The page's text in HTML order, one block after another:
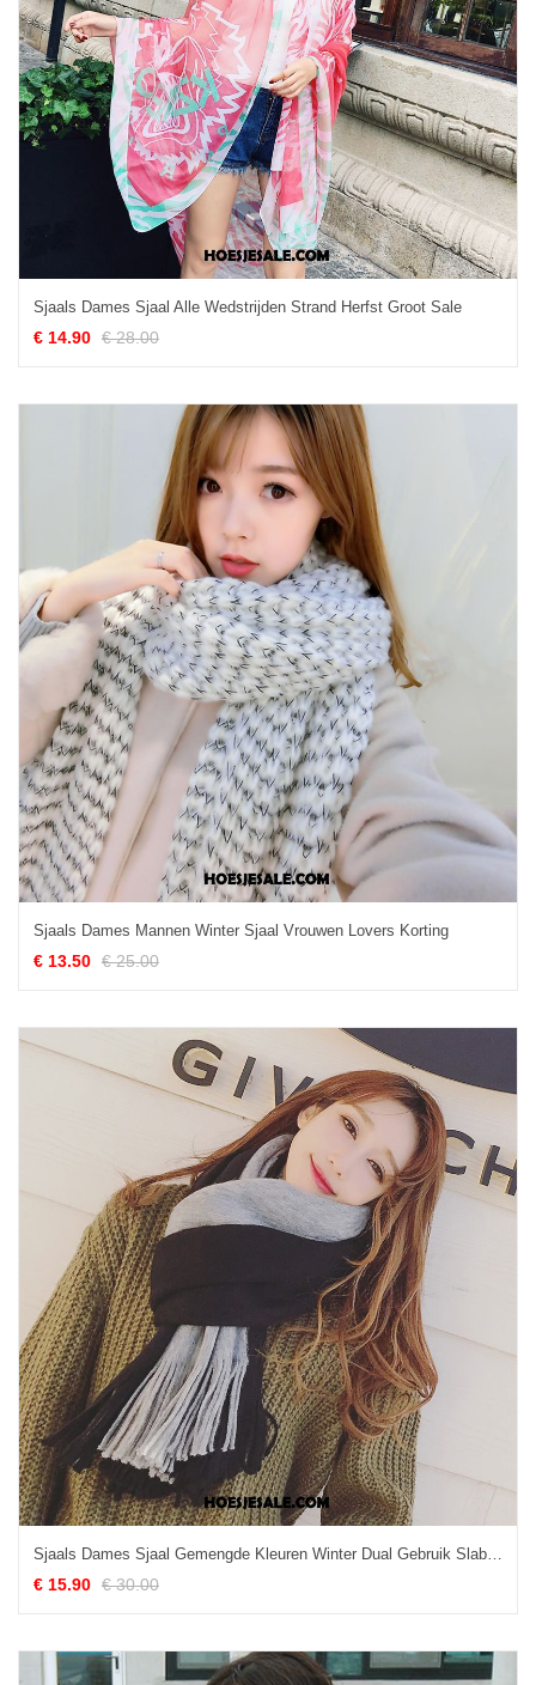
Sjaals Dames Sjaal Alle Wedstrijden Strand Herfst Groot Sale
€ 14.90 € 28.00
Sjaals Dames Mannen Winter Sjaal Vrouwen Lovers Korting
€ 13.50 € 25.00
€ 15.90 € 30.00